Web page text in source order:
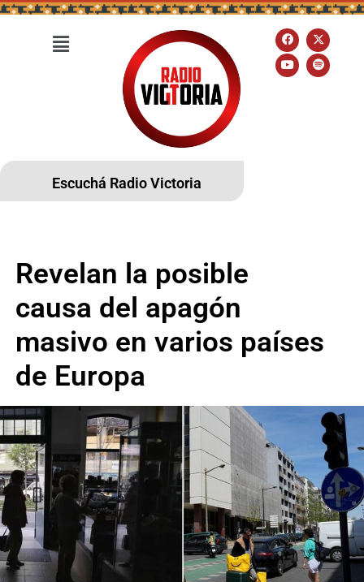
Escuchá Radio Victoria
Revelan la posible
causa del apagón
masivo en varios países
de Europa